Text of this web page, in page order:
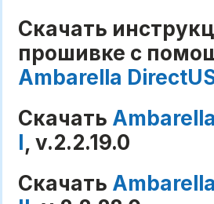
Скачать
прошивке с
Ambarella
Скачать
I, v.2.2.19.0
Скачать